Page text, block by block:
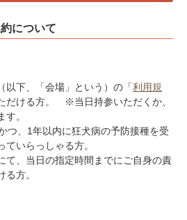
について
以下、「会場」という）の「利用規
だける方。 ※当日持参いただくか、
。
つ、1年以内に狂犬病の予防接種を受
いらっしゃる方。
て、当日の指定時間までにご自身の責
方。